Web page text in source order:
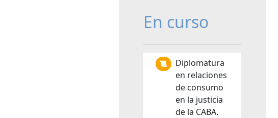
En curso
Diplomatura
en relaciones
de consumo
en la justicia
de la CABA.